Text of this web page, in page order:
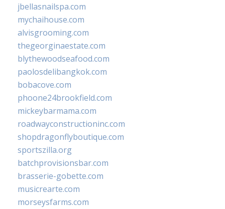
jbellasnailspa.com
mychaihouse.com
alvisgrooming.com
thegeorginaestate.com
blythewoodseafood.com
paolosdelibangkok.com
bobacove.com
phoone24brookfield.com
mickeybarmama.com
roadwayconstructioninc.com
shopdragonflyboutique.com
sportszilla.org
batchprovisionsbar.com
brasserie-gobette.com
musicrearte.com
morseysfarms.com